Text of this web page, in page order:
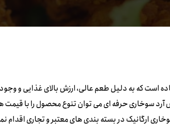
است که به دلیل طعم عالی، ارزش بالای غذایی و وجود
آرد سوخاری حرفه ای می توان تنوع محصول را با
ارگانیک در بسته بندی های معتبر و تجاری اقدام